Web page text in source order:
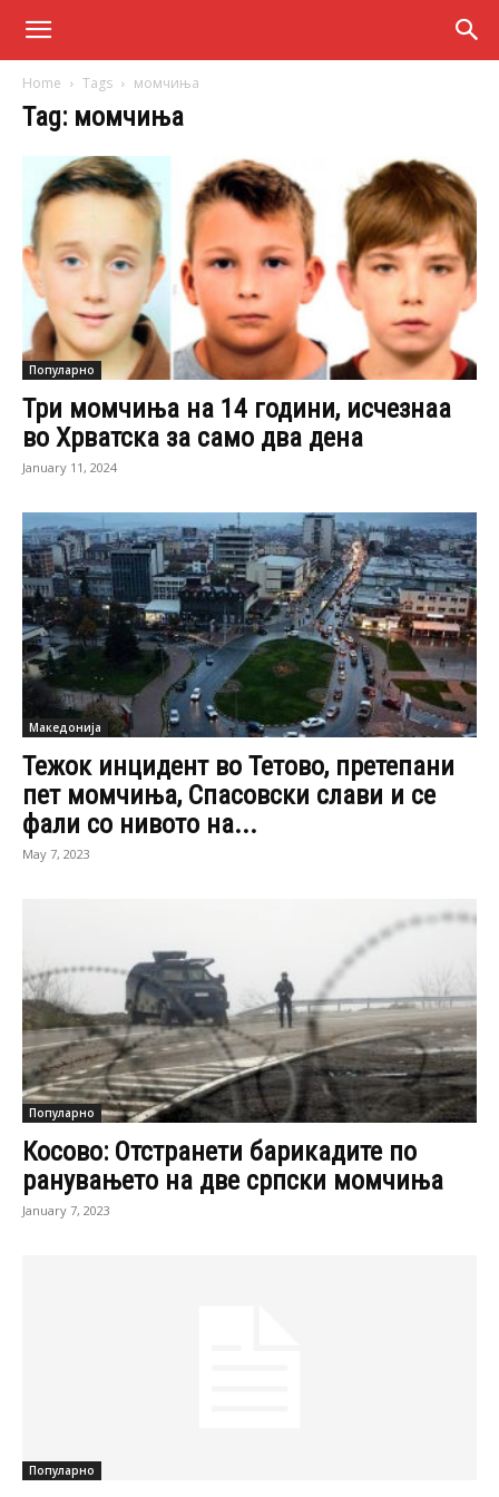
Home Tags момчиња
Tag: момчиња
Популарно
Три момчиња на 14 години, исчезнаа
во Хрватска за само два дена
January 11, 2024
Македонија
Тежок инцидент во Тетово, претепани
пет момчиња, Спасовски слави и се
фали со нивото на...
May 7, 2023
Популарно
Косово: Отстранети барикадите по
ранувањето на две српски момчиња
January 7, 2023
Популарно